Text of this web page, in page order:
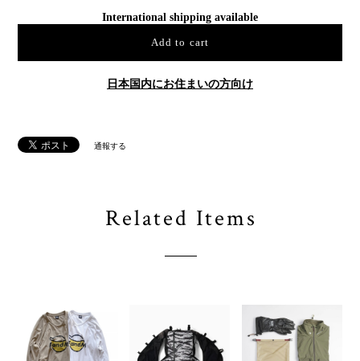
International shipping available
Add to cart
日本国内にお住まいの方向け
通報する
Related Items